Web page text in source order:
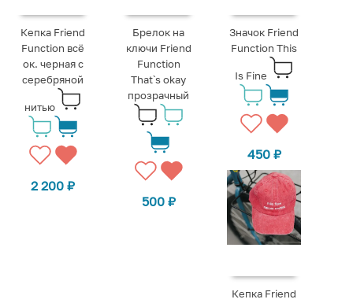
Кепка Friend
Function всё
ок. черная с
серебряной
нитью
2 200₽
Брелок на
ключи Friend
Function
That`s okay
прозрачный
500 ₽
Значок Friend
Function This
Is Fine
450 ₽
Кепка Friend